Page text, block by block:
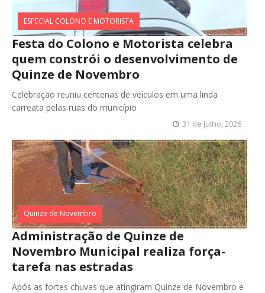
ESPECIAL COLONO E MOTORISTA
Festa do Colono e Motorista celebra
quem constrói o desenvolvimento de
Quinze de Novembro
Celebração reuniu centenas de veículos em uma linda
carreata pelas ruas do município
31 de Julho, 2026
Quinze de Novembro
Administração de Quinze de
Novembro Municipal realiza força-
tarefa nas estradas
Após as fortes chuvas que atingiram Quinze de Novembro e